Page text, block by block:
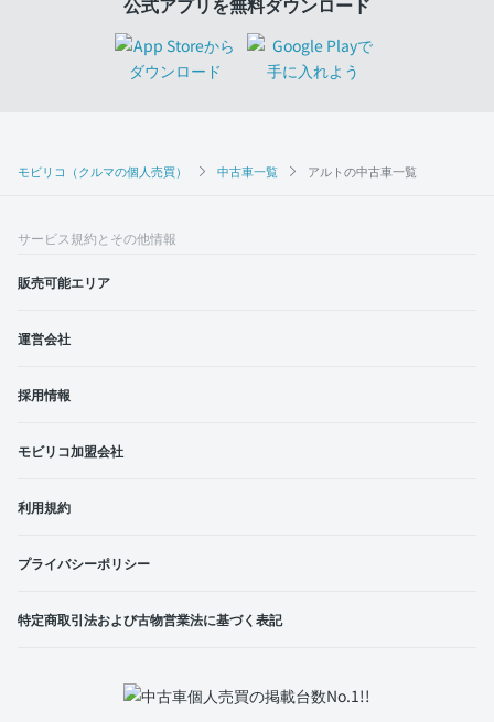
モビリコ（クルマの個人売買） 中古車一覧 アルトの中古車一覧
サービス規約とその他情報
販売可能エリア
運営会社
採用情報
モビリコ加盟会社
利用規約
プライバシーポリシー
特定商取引法および古物営業法に基づく表記